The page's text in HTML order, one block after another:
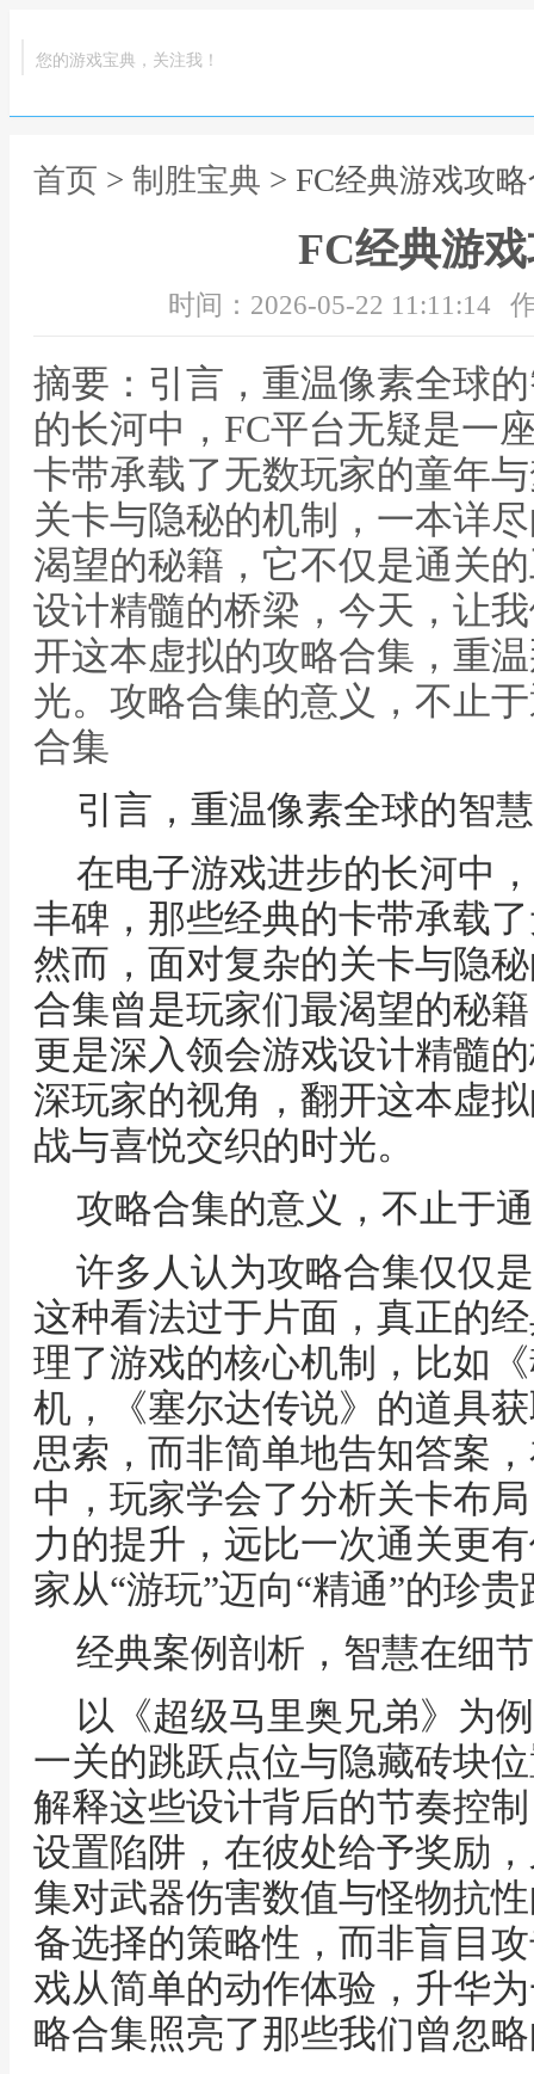
您的游戏宝典，关注我！
首页 > 制胜宝典 > FC经典游戏攻
FC经典游
时间：2026-05-22 11:11:14
摘要：引言，重温像素全球
的长河中，FC平台无疑是一
卡带承载了无数玩家的童年
关卡与隐秘的机制，一本详
渴望的秘籍，它不仅是通关
设计精髓的桥梁，今天，让
开这本虚拟的攻略合集，重
光。攻略合集的意义，不止
合集
引言，重温像素全球的智
在电子游戏进步的长河中
丰碑，那些经典的卡带承载
然而，面对复杂的关卡与隐
合集曾是玩家们最渴望的秘
更是深入领会游戏设计精髓
深玩家的视角，翻开这本虚
战与喜悦交织的时光。
攻略合集的意义，不止于
许多人认为攻略合集仅仅
这种看法过于片面，真正的
理了游戏的核心机制，比如
机，《塞尔达传说》的道具
思索，而非简单地告知答案
中，玩家学会了分析关卡布
力的提升，远比一次通关更
家从“游玩”迈向“精通”的珍贵
经典案例剖析，智慧在细
以《超级马里奥兄弟》为
一关的跳跃点位与隐藏砖块
解释这些设计背后的节奏控
设置陷阱，在彼处给予奖励
集对武器伤害数值与怪物抗
备选择的策略性，而非盲目
戏从简单的动作体验，升华
略合集照亮了那些我们曾忽